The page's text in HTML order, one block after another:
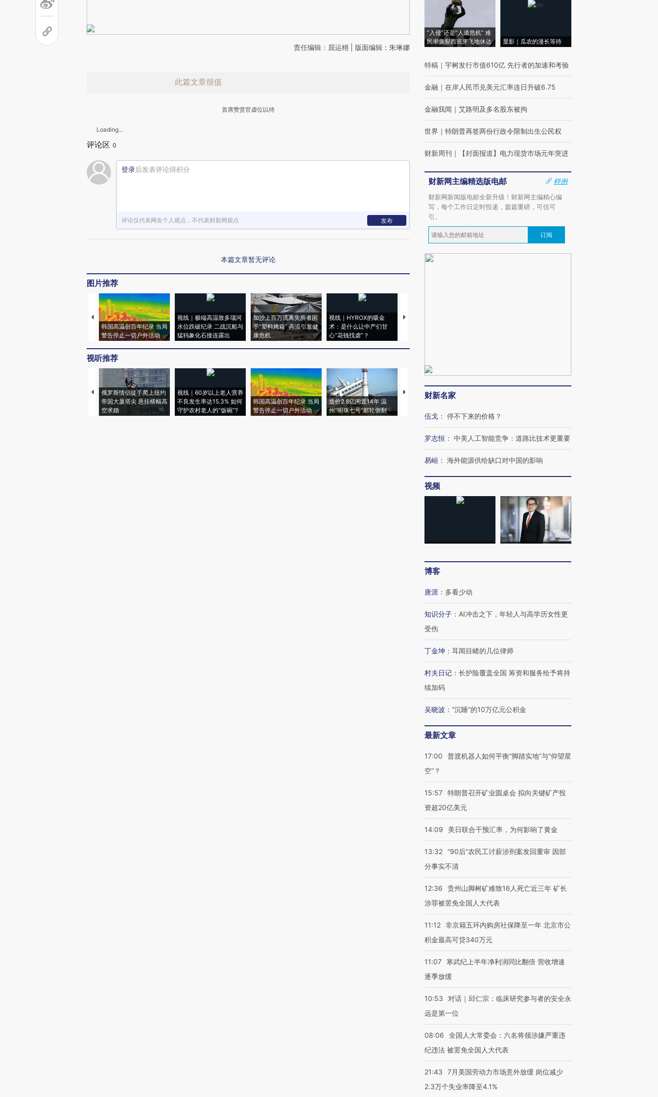
责任编辑：屈运栩 | 版面编辑：朱琳娜
此篇文章很值
首席赞赏官虚位以待
Loading...
评论区 0
登录后发表评论得积分
评论仅代表网友个人观点，不代表财新网观点 发布
本篇文章暂无评论
图片推荐
韩国高温创百年纪录 当局
警告停止一切户外活动
视线｜极端高温致多瑙河
水位跌破纪录 二战沉船与
猛犸象化石接连露出
加沙上百万流离失所者困
于“塑料烤箱” 高温引发健
康危机
视线｜HYROX的吸金
术：是什么让中产们甘
心“花钱找虐”？
马航飞行员跨国走私7万
视听推荐
俄罗斯情侣徒手爬上纽约
帝国大厦塔尖 悬挂横幅高
空求婚
视线｜60岁以上老人营养
不良发生率达15.3% 如何
守护农村老人的“饭碗”?
韩国高温创百年纪录 当局
警告停止一切户外活动
造价2.8亿闲置14年 温
州“明珠七号”邮轮侧翻
特朗普出席葬礼疑似打瞌
睡引争议 白宫怒斥批评
“入侵”还是“人道危机” 难
民潮撕裂西班牙飞地休达
显影｜瓜农的漫长等待
特稿 ｜ 宇树发行市值610亿 先行者的加速和考验
金融 ｜ 在岸人民币兑美元汇率连日升破6.75
金融我闻 ｜ 艾路明及多名股东被拘
世界 ｜ 特朗普再签两份行政令限制出生公民权
财新周刊 ｜ 【封面报道】电力现货市场元年突进
财新网主编精选版电邮
样例
财新网新闻版电邮全新升级！财新网主编精心编
写，每个工作日定时投递，篇篇重磅，可信可
引。
订阅
财新名家
伍戈 ： 停不下来的价格？
罗志恒 ： 中美人工智能竞争：道路比技术更重要
易峘 ： 海外能源供给缺口对中国的影响
视频
博客
唐涯 ： 多看少动
知识分子 ： AI冲击之下，年轻人与高学历女性更
受伤
丁金坤 ： 耳闻目睹的几位律师
村夫日记 ： 长护险覆盖全国 筹资和服务给予将持
续加码
吴晓波 ： “沉睡”的10万亿元公积金
最新文章
17:00
普渡机器人如何平衡“脚踏实地”与“仰望星
空”？
15:57 特朗普召开矿业圆桌会 拟向关键矿产投
资超20亿美元
14:09 美日联合干预汇率，为何影响了黄金
13:32 “90后”农民工讨薪涉刑案发回重审 因部
分事实不清
12:36
贵州山脚树矿难致16人死亡近三年 矿长
涉罪被罢免全国人大代表
11:12 非京籍五环内购房社保降至一年 北京市公
积金最高可贷340万元
11:07
寒武纪上半年净利润同比翻倍 营收增速
逐季放缓
10:53
对话｜邱仁宗：临床研究参与者的安全永
远是第一位
08:06
全国人大常委会：六名将领涉嫌严重违
纪违法 被罢免全国人大代表
21:43
7月美国劳动力市场意外放缓 岗位减少
2.3万个失业率降至4.1%